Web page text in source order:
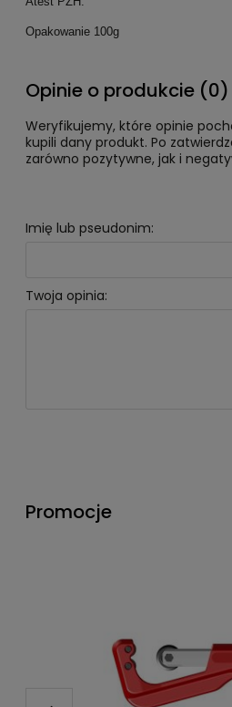
Opakowanie 100g
Opinie o produkcie (0)
Weryfikujemy, które opinie
kupili dany produkt. Po
zarówno pozytywne, jak i
Imię lub pseudonim:
Twoja opinia:
Promocje